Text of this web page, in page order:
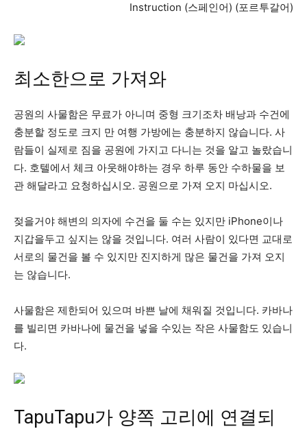
Instruction (스페인어) (포르투갈어)
최소한으로 가져와
공원의 사물함은 무료가 아니며 중형 크기조차 배낭과 수건에
충분할 정도로 크지 만 여행 가방에는 충분하지 않습니다. 사
람들이 실제로 짐을 공원에 가지고 다니는 것을 알고 놀랐습니
다. 호텔에서 체크 아웃해야하는 경우 하루 동안 수하물을 보
관 해달라고 요청하십시오. 공원으로 가져 오지 마십시오.
젖을거야 해변의 의자에 수건을 둘 수는 있지만 iPhone이나
지갑을두고 싶지는 않을 것입니다. 여러 사람이 있다면 교대로
서로의 물건을 볼 수 있지만 진지하게 많은 물건을 가져 오지
는 않습니다.
사물함은 제한되어 있으며 바쁜 날에 채워질 것입니다. 카바나
를 빌리면 카바나에 물건을 넣을 수있는 작은 사물함도 있습니
다.
TapuTapu가 양쪽 고리에 연결되